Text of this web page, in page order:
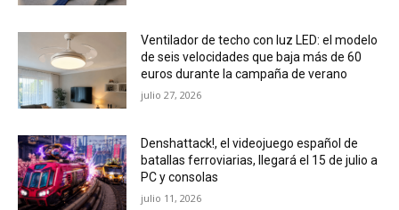
Ventilador de techo con luz LED: el modelo
de seis velocidades que baja más de 60
euros durante la campaña de verano
julio 27, 2026
Denshattack!, el videojuego español de
batallas ferroviarias, llegará el 15 de julio a
PC y consolas
julio 11, 2026